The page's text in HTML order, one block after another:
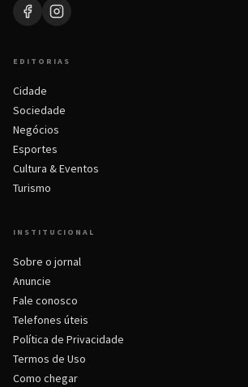
EDITORIAS
Cidade
Sociedade
Negócios
Esportes
Cultura & Eventos
Turismo
INSTITUCIONAL
Sobre o jornal
Anuncie
Fale conosco
Telefones úteis
Política de Privacidade
Termos de Uso
Como chegar